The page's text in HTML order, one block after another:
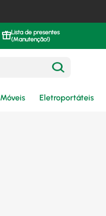
Lista de presentes
(Manutenção!)
Móveis Eletroportáteis